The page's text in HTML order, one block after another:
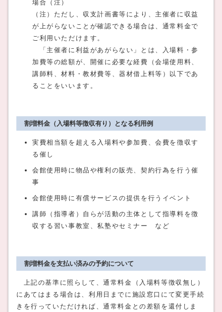
場合（注）
（注）ただし、収支計画書等により、主催者に収益
が上がらないことが確認できる場合は、通常料金で
ご利用いただけます。
「主催者に利益があがらない」とは、入場料・参
加費等の総額が、開催に必要な経費（会場使用料、
講師料、材料・教材費等、器材借上料等）以下であ
ることをいいます。
割増料金（入場料等徴収有り）となる利用例
実費相当額を超える入場料や参加費、会費を徴収す
る催し
会館使用時に物品や権利の販売、契約行為を行う催
事
会館使用時に有償サービスの提供を行うイベント
講師（指導者）自らが活動の主体として指導料を徴
収する習い事教室、私塾やセミナー など
割増料金を支払い済みの予約について
上記の基準に照らして、通常料金（入場料等徴収無し）
にあてはまる場合は、利用日までに施設窓口にて変更手続
きを行っていただければ、通常料金との差額を還付しま